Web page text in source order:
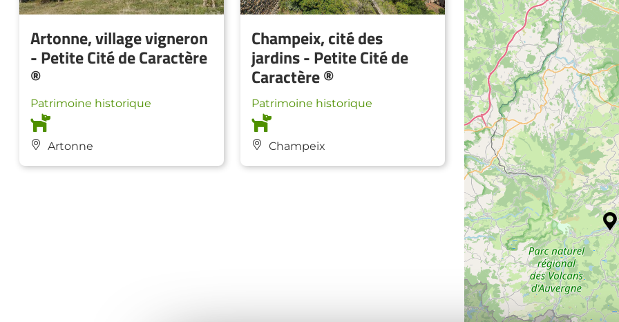
Artonne, village vigneron
- Petite Cité de Caractère
®
Patrimoine historique
Artonne
Champeix, cité des
jardins - Petite Cité de
Caractère ®
Patrimoine historique
Champeix